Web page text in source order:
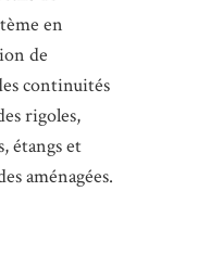
en
de
continuités
rigoles,
étangs et
aménagées.